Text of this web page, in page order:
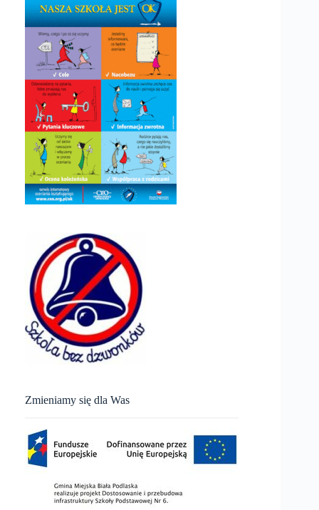
Zmieniamy się dla Was